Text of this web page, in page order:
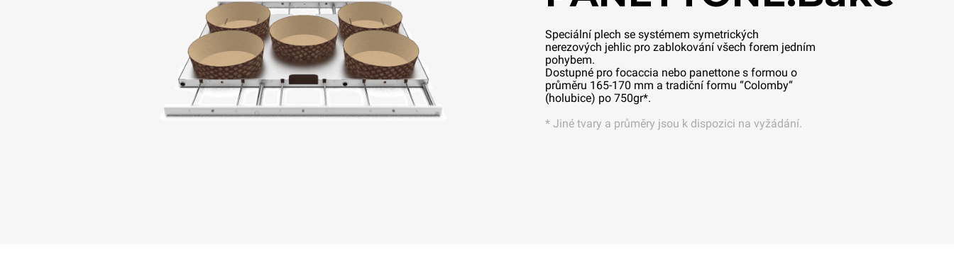
Speciální plech se systémem symetrických
nerezových jehlic pro zablokování všech forem jedním
pohybem.
Dostupné pro focaccia nebo panettone s formou o
průměru 165-170 mm a tradiční formu “Colomby“
(holubice) po 750gr*.
* Jiné tvary a průměry jsou k dispozici na vyžádání.